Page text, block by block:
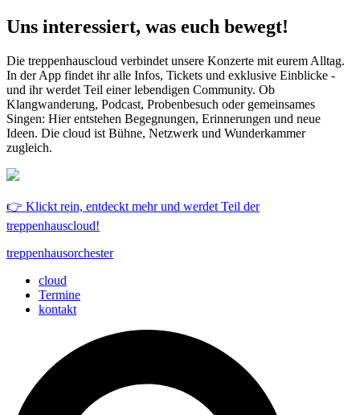
Uns interessiert, was euch bewegt!
Die treppenhauscloud verbindet unsere Konzerte mit eurem Alltag.
In der App findet ihr alle Infos, Tickets und exklusive Einblicke -
und ihr werdet Teil einer lebendigen Community. Ob
Klangwanderung, Podcast, Probenbesuch oder gemeinsames
Singen: Hier entstehen Begegnungen, Erinnerungen und neue
Ideen. Die cloud ist Bühne, Netzwerk und Wunderkammer
zugleich.
👉 Klickt rein, entdeckt mehr und werdet Teil der
treppenhauscloud!
treppenhausorchester
cloud
Termine
kontakt